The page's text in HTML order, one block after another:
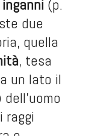
(p.
due
quella
, tesa
un lato il
raggi